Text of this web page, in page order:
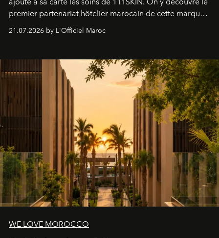
premier partenariat hôtelier marocain de cette marque
britannique, née dans un cabinet de chirurgie plastique
londonien et construite depuis autour d'un actif breveté,
21.07.2026 by L'Officiel Maroc
WE LOVE MOROCCO